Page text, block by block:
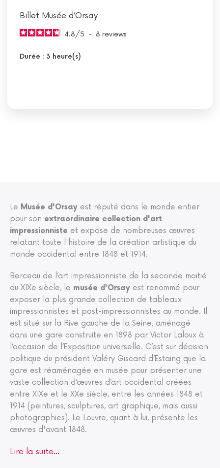
Billet Musée d’Orsay
4.8/5 - 8 reviews
Durée : 3 heure(s)
Le Musée d'Orsay est réputé dans le monde entier
pour son extraordinaire collection d'art
impressionniste et expose de nombreuses œuvres
relatant toute l'histoire de la création artistique du
monde occidental entre 1848 et 1914.
Berceau de l’art impressionniste de la seconde moitié
du XIXe siècle, le musée d'Orsay est renommé pour
exposer la plus grande collection de tableaux
impressionnistes et post-impressionnistes au monde. Il
est situé sur la Rive gauche de la Seine, aménagé
dans une gare construite en 1898 par Victor Laloux à
l’occasion de l’Exposition universelle. C’est sur décision
politique du président Valéry Giscard d’Estaing que la
gare est réaménagée en musée pour présenter une
vaste collection d’œuvres d’art occidental créées
entre XIXe et le XXe siècle, entre les années 1848 et
1914 (peintures, sculptures, art graphique, mais aussi
photographies). Le Louvre, quant à lui, présente les
œuvres d'avant 1848.
Lire la suite...